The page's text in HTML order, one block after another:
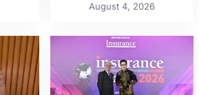
August 4, 2026